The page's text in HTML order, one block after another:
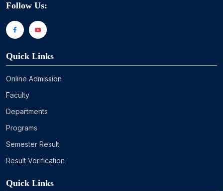
Follow Us:
Quick Links
Online Admission
Faculty
Departments
Programs
Semester Result
Result Verification
Quick Links